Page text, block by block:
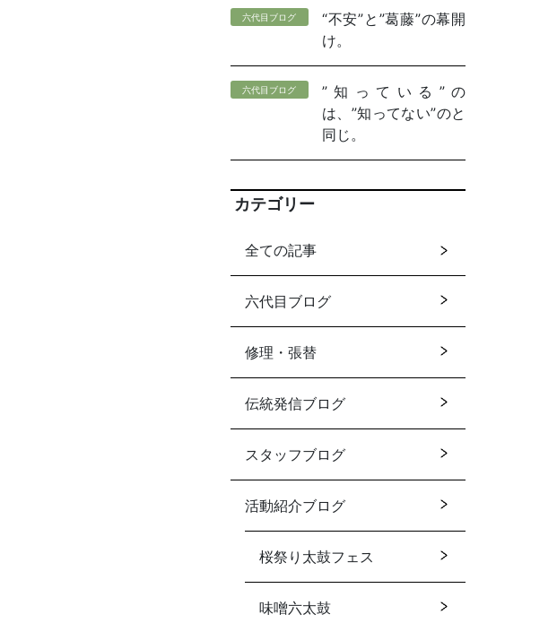
六代目ブログ
“不安”と”葛藤”の幕開
け。
六代目ブログ
”知っている”の
は、”知ってない”のと
同じ。
カテゴリー
全ての記事
六代目ブログ
修理・張替
伝統発信ブログ
スタッフブログ
活動紹介ブログ
桜祭り太鼓フェス
味噌六太鼓